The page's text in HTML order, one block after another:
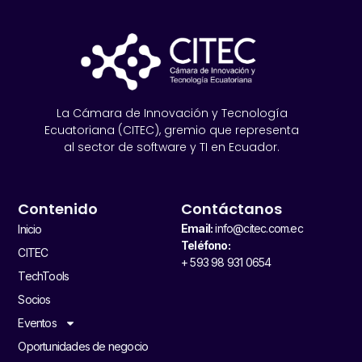
La Cámara de Innovación y Tecnología
Ecuatoriana (CITEC), gremio que representa
al sector de software y TI en Ecuador.
Contenido
Inicio
CITEC
TechTools
Socios
Eventos
Oportunidades de negocio
Contáctanos
Email:info@citec.com.ec
Teléfono:
+ 593 98 931 0654